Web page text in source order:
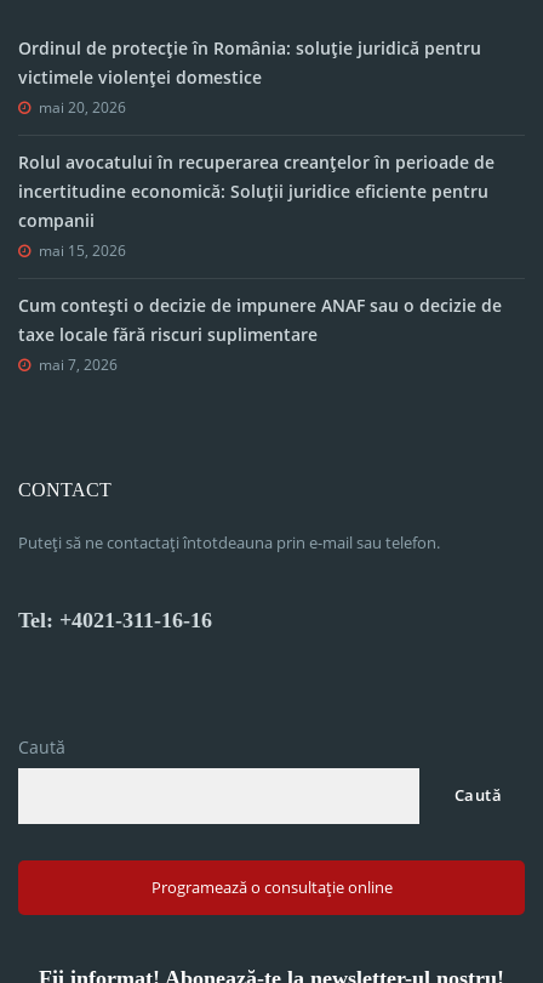
Ordinul de protecție în România: soluție juridică pentru
victimele violenței domestice
mai 20, 2026
Rolul avocatului în recuperarea creanțelor în perioade de
incertitudine economică: Soluții juridice eficiente pentru
companii
mai 15, 2026
Cum contești o decizie de impunere ANAF sau o decizie de
taxe locale fără riscuri suplimentare
mai 7, 2026
CONTACT
Puteți să ne contactați întotdeauna prin e-mail sau telefon.
Tel: +4021-311-16-16
Caută
Caută
Programează o consultație online